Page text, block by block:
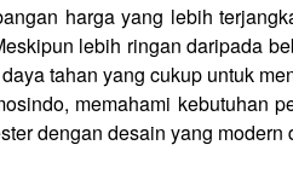
harga yang lebih
lebih ringan daripada
tahan yang cukup untuk
memahami kebutuhan
dengan desain yang modern